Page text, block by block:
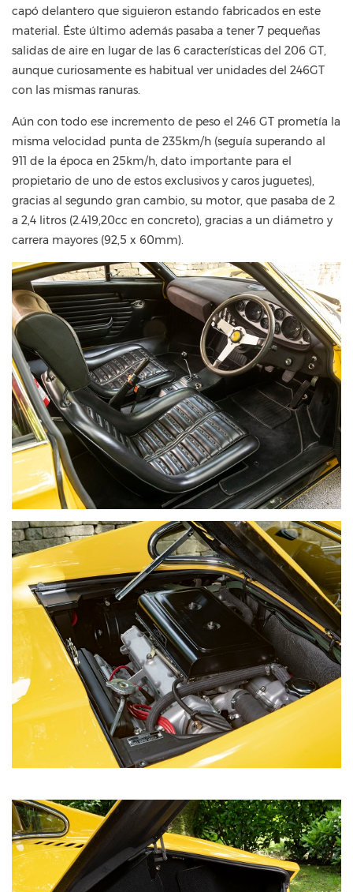
capó delantero que siguieron estando fabricados en este
material. Éste último además pasaba a tener 7 pequeñas
salidas de aire en lugar de las 6 características del 206 GT,
aunque curiosamente es habitual ver unidades del 246GT
con las mismas ranuras.
Aún con todo ese incremento de peso el 246 GT prometía la
misma velocidad punta de 235km/h (seguía superando al
911 de la época en 25km/h, dato importante para el
propietario de uno de estos exclusivos y caros juguetes),
gracias al segundo gran cambio, su motor, que pasaba de 2
a 2,4 litros (2.419,20cc en concreto), gracias a un diámetro y
carrera mayores (92,5 x 60mm).